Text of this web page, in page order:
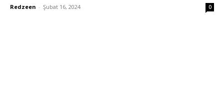
Redzeen - Şubat 16, 2024 0